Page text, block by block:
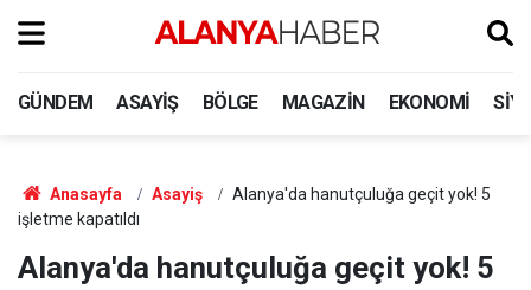
GÜNDEM ASAYIŞ BÖLGE MAGAZIN EKONOMI
Anasayfa Asayiş
Alanya'da hanutçuluğa geçit yok! 5
işletme kapatıldı
Alanya'da hanutçuluğa geçit yok! 5